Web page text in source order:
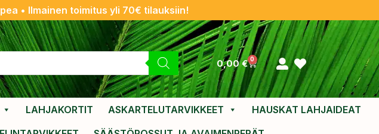
• Ilmainen toimitus yli 70€ tilauksiin!
0,00€ 0
LAHJAKORTIT ASKARTELUTARVIKKEET
HAUSKAT LAHJAIDEAT